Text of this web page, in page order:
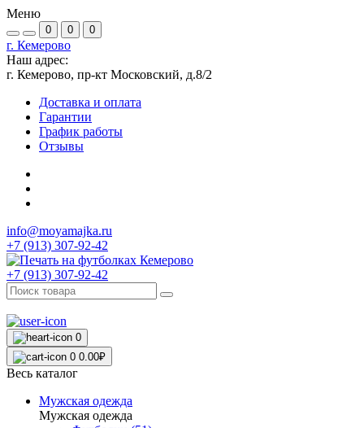
Меню
0 0 0
г. Кемерово
Наш адрес:
г. Кемерово, пр-кт Московский, д.8/2
Доставка и оплата
Гарантии
График работы
Отзывы
info@moyamajka.ru
+7 (913) 307-92-42
+7 (913) 307-92-42
0
0 0.00₽
Весь каталог
Мужская одежда
Мужская одежда